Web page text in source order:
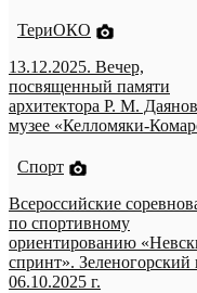
ТериОКО
13.12.2025. Вечер,
посвященный памяти
архитектора Р. М.
музее «Келломяки-
Спорт
Всероссийские
по спортивному
ориентированию
спринт». Зеленогорский
06.10.2025 г.